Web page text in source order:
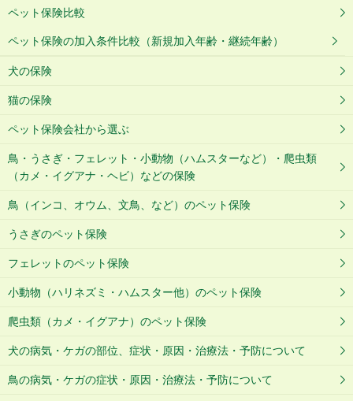
ペット保険比較
ペット保険の加入条件比較（新規加入年齢・継続年齢）
犬の保険
猫の保険
ペット保険会社から選ぶ
鳥・うさぎ・フェレット・小動物（ハムスターなど）・爬虫類
（カメ・イグアナ・ヘビ）などの保険
鳥（インコ、オウム、文鳥、など）のペット保険
うさぎのペット保険
フェレットのペット保険
小動物（ハリネズミ・ハムスター他）のペット保険
爬虫類（カメ・イグアナ）のペット保険
犬の病気・ケガの部位、症状・原因・治療法・予防について
鳥の病気・ケガの症状・原因・治療法・予防について